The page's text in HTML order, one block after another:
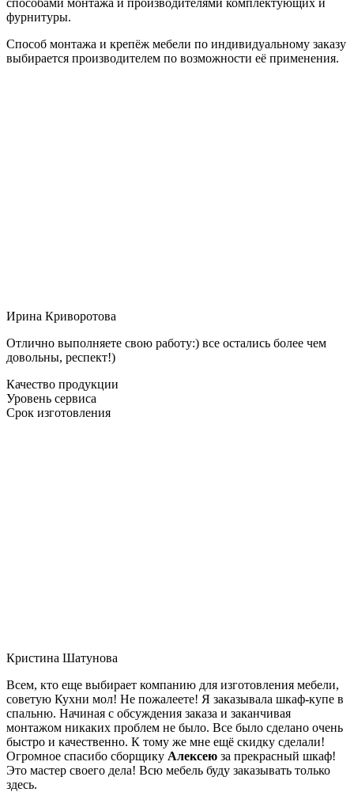
фурнитуры.
Способ монтажа и крепёж мебели по индивидуальному заказу
выбирается производителем по возможности её применения.
Ирина Криворотова
Отлично выполняете свою работу:) все остались более чем
довольны, респект!)
Качество продукции
Уровень сервиса
Срок изготовления
Кристина Шатунова
Всем, кто еще выбирает компанию для изготовления мебели,
советую Кухни мол! Не пожалеете! Я заказывала шкаф-купе в
спальню. Начиная с обсуждения заказа и заканчивая
монтажом никаких проблем не было. Все было сделано очень
быстро и качественно. К тому же мне ещё скидку сделали!
Огромное спасибо сборщику Алексею за прекрасный шкаф!
Это мастер своего дела! Всю мебель буду заказывать только
здесь.